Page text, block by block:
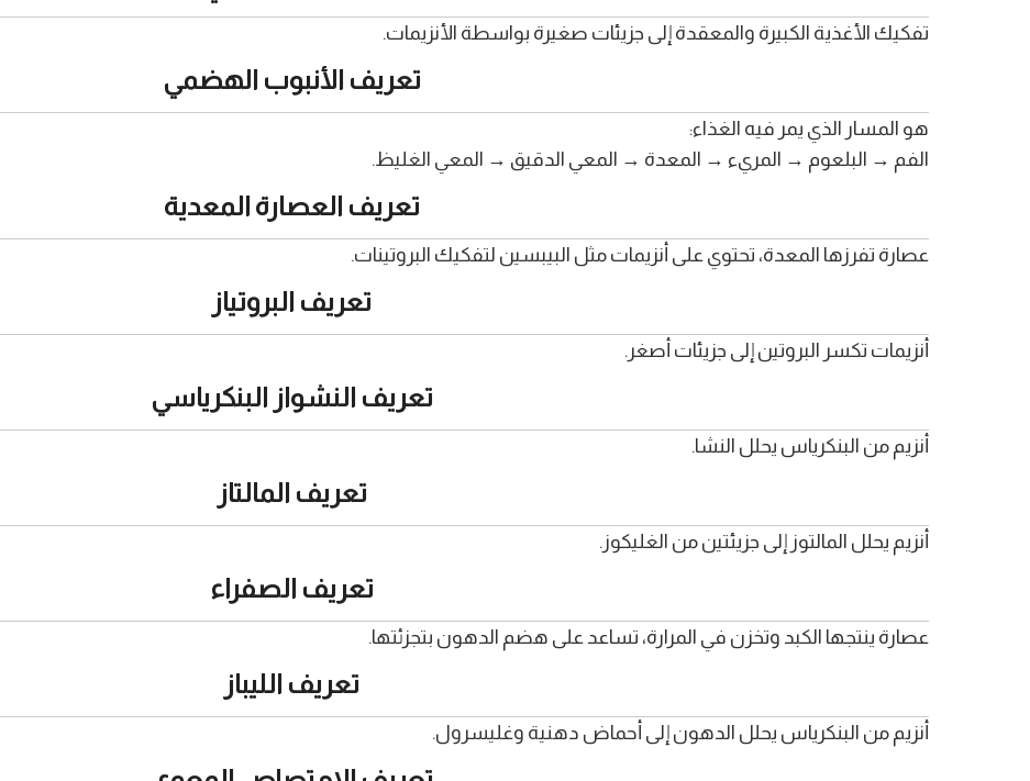
تفكيك الأغذية الكبيرة والمعقدة إلى جزيئات صغيرة بواسطة الأنزيمات.
تعريف الأنبوب الهضمي
هو المسار الذي يمر فيه الغذاء:
الفم → البلعوم → المريء → المعدة → المعي الدقيق → المعي الغليظ.
تعريف العصارة المعدية
عصارة تفرزها المعدة، تحتوي على أنزيمات مثل البيبسين لتفكيك البروتينات.
تعريف البروتياز
أنزيمات تكسر البروتين إلى جزيئات أصغر.
تعريف النشواز البنكرياسي
أنزيم من البنكرياس يحلل النشا.
تعريف المالتاز
أنزيم يحلل المالتوز إلى جزيئتين من الغليكوز.
تعريف الصفراء
عصارة ينتجها الكبد وتخزن في المرارة، تساعد على هضم الدهون بتجزئتها.
تعريف الليباز
أنزيم من البنكرياس يحلل الدهون إلى أحماض دهنية وغليسرول.